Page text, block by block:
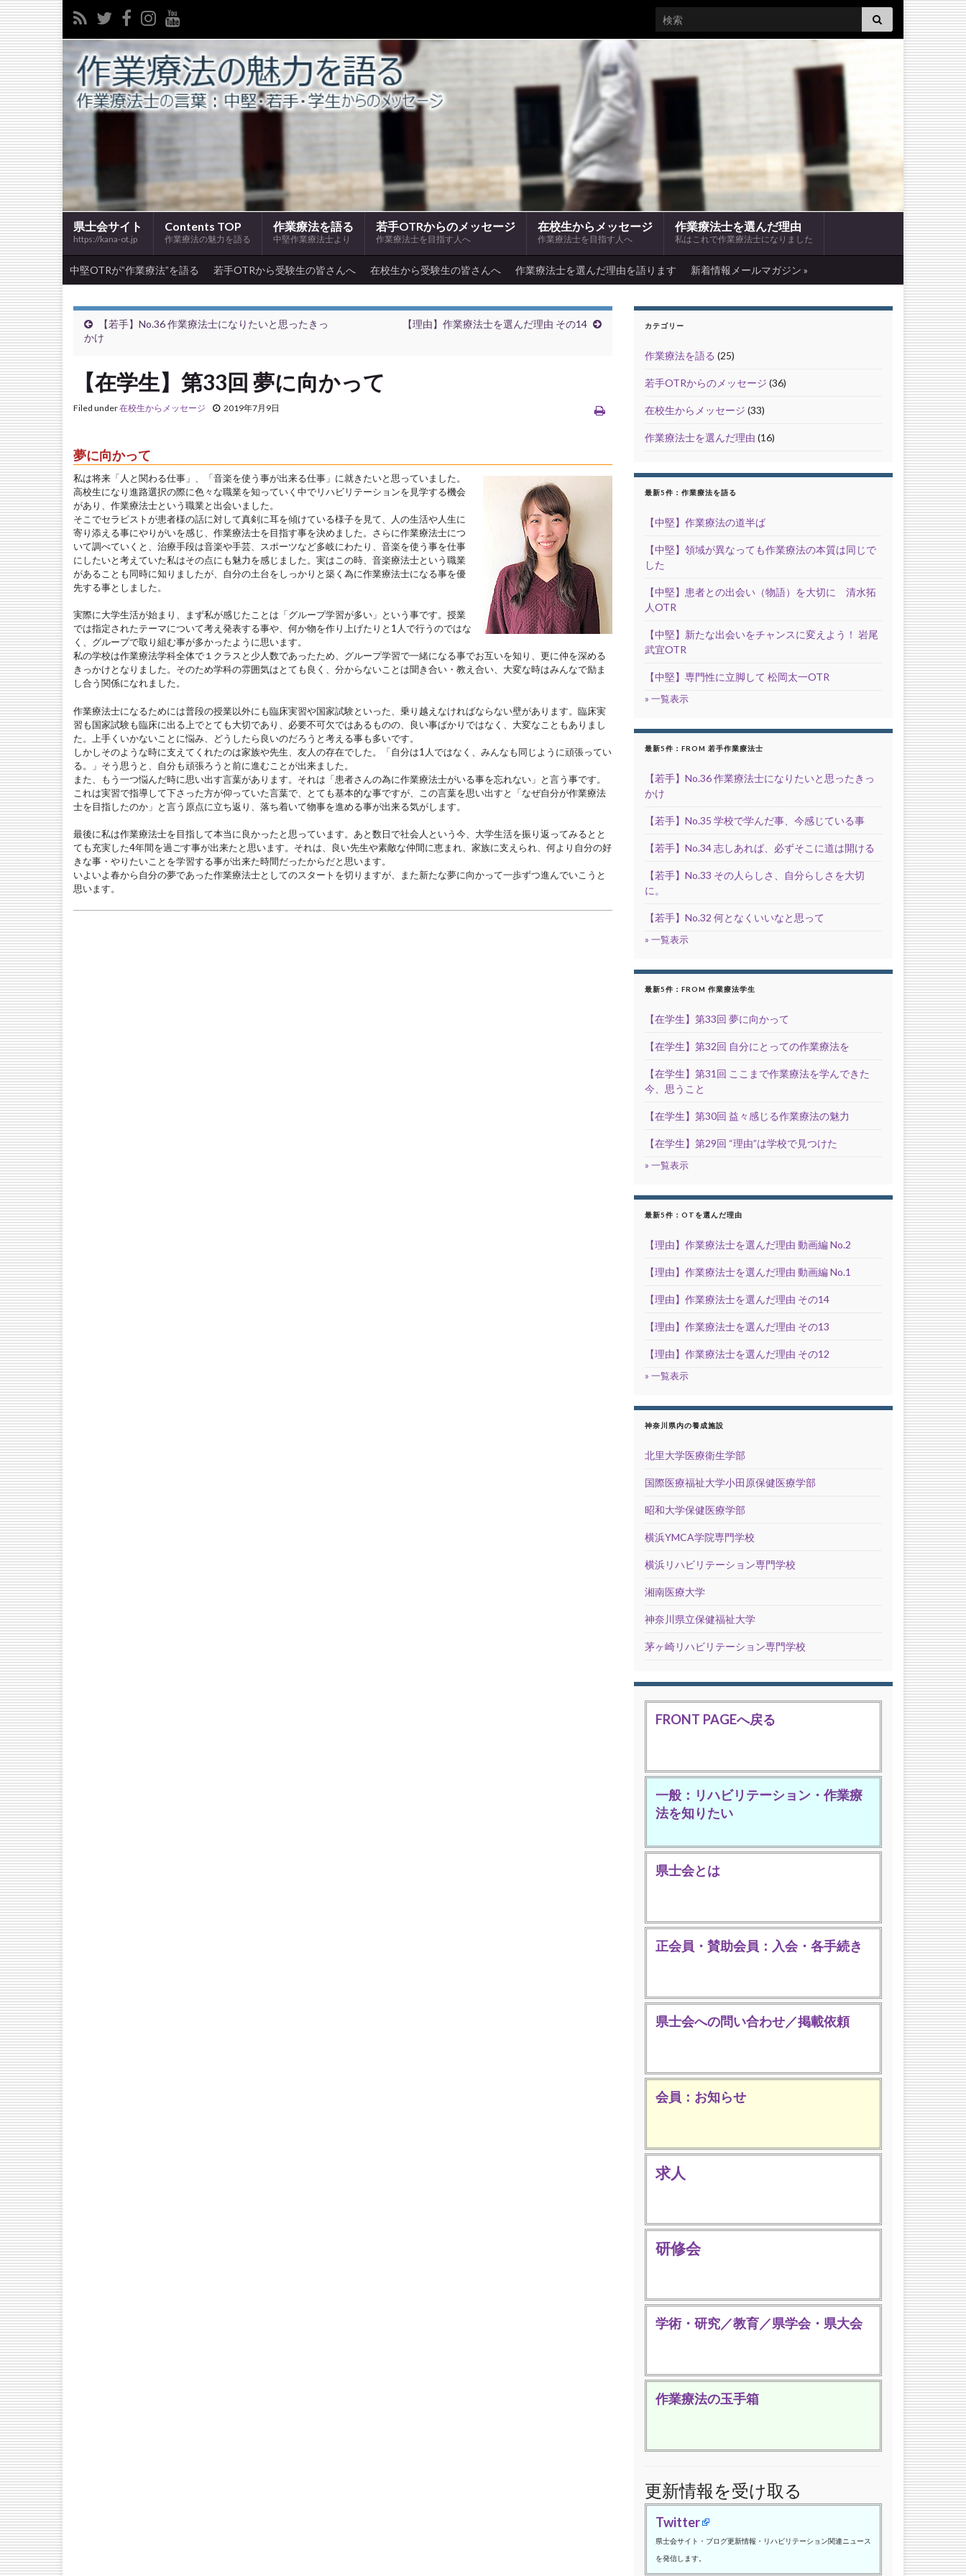
Search for:
県士会サイト
https://kana-ot.jp
Contents TOP
作業療法の魅力を語る
作業療法を語る
中堅作業療法士より
若手OTRからのメッセージ
作業療法士を目指す人へ
在校生からメッセージ
作業療法士を目指す人へ
作業療法士を選んだ理由
私はこれで作業療法士になりました
中堅OTRが”作業療法”を語る 若手OTRから受験生の皆さんへ 在校生から受験生の皆さんへ 作業療法士を選んだ理由を語ります 新着情報メールマガジン »
【若手】No.36 作業療法士になりたいと思ったきっ
かけ
【理由】作業療法士を選んだ理由 その14
【在学生】第33回 夢に向かって
Filed under在校生からメッセージ 2019年7月9日
夢に向かって
私は将来「人と関わる仕事」、「音楽を使う事が出来る仕事」に就きたいと思っていました。
高校生になり進路選択の際に色々な職業を知っていく中でリハビリテーションを見学する機会
があり、作業療法士という職業と出会いました。
そこでセラピストが患者様の話に対して真剣に耳を傾けている様子を見て、人の生活や人生に
寄り添える事にやりがいを感じ、作業療法士を目指す事を決めました。さらに作業療法士につ
いて調べていくと、治療手段は音楽や手芸、スポーツなど多岐にわたり、音楽を使う事を仕事
にしたいと考えていた私はその点にも魅力を感じました。実はこの時、音楽療法士という職業
があることも同時に知りましたが、自分の土台をしっかりと築く為に作業療法士になる事を優
先する事としました。
実際に大学生活が始まり、まず私が感じたことは「グループ学習が多い」という事です。授業
では指定されたテーマについて考え発表する事や、何か物を作り上げたりと1人で行うのではな
く、グループで取り組む事が多かったように思います。
私の学校は作業療法学科全体で１クラスと少人数であったため、グループ学習で一緒になる事でお互いを知り、更に仲を深める
きっかけとなりました。そのため学科の雰囲気はとても良く、分からないことは聞き合い・教え合い、大変な時はみんなで励ま
し合う関係になれました。
作業療法士になるためには普段の授業以外にも臨床実習や国家試験といった、乗り越えなければならない壁があります。臨床実
習も国家試験も臨床に出る上でとても大切であり、必要不可欠ではあるものの、良い事ばかりではなく、大変なこともありまし
た。上手くいかないことに悩み、どうしたら良いのだろうと考える事も多いです。
しかしそのような時に支えてくれたのは家族や先生、友人の存在でした。「自分は1人ではなく、みんなも同じように頑張ってい
る。」そう思うと、自分も頑張ろうと前に進むことが出来ました。
また、もう一つ悩んだ時に思い出す言葉があります。それは「患者さんの為に作業療法士がいる事を忘れない」と言う事です。
これは実習で指導して下さった方が仰っていた言葉で、とても基本的な事ですが、この言葉を思い出すと「なぜ自分が作業療法
士を目指したのか」と言う原点に立ち返り、落ち着いて物事を進める事が出来る気がします。
最後に私は作業療法士を目指して本当に良かったと思っています。あと数日で社会人という今、大学生活を振り返ってみるとと
ても充実した4年間を過ごす事が出来たと思います。それは、良い先生や素敵な仲間に恵まれ、家族に支えられ、何より自分の好
きな事・やりたいことを学習する事が出来た時間だったからだと思います。
いよいよ春から自分の夢であった作業療法士としてのスタートを切りますが、また新たな夢に向かって一歩ずつ進んでいこうと
思います。
カテゴリー
作業療法を語る (25)
若手OTRからのメッセージ (36)
在校生からメッセージ (33)
作業療法士を選んだ理由 (16)
最新5件：作業療法を語る
【中堅】作業療法の道半ば
【中堅】領域が異なっても作業療法の本質は同じで
した
【中堅】患者との出会い（物語）を大切に 清水拓
人OTR
【中堅】新たな出会いをチャンスに変えよう！ 岩尾
武宜OTR
【中堅】専門性に立脚して 松岡太一OTR
» 一覧表示
最新5件：FROM 若手作業療法士
【若手】No.36 作業療法士になりたいと思ったきっ
かけ
【若手】No.35 学校で学んだ事、今感じている事
【若手】No.34 志しあれば、必ずそこに道は開ける
【若手】No.33 その人らしさ、自分らしさを大切
に。
【若手】No.32 何となくいいなと思って
» 一覧表示
最新5件：FROM 作業療法学生
【在学生】第33回 夢に向かって
【在学生】第32回 自分にとっての作業療法を
【在学生】第31回 ここまで作業療法を学んできた
今、思うこと
【在学生】第30回 益々感じる作業療法の魅力
【在学生】第29回 “理由”は学校で見つけた
» 一覧表示
最新5件：OTを選んだ理由
【理由】作業療法士を選んだ理由 動画編 No.2
【理由】作業療法士を選んだ理由 動画編 No.1
【理由】作業療法士を選んだ理由 その14
【理由】作業療法士を選んだ理由 その13
【理由】作業療法士を選んだ理由 その12
» 一覧表示
神奈川県内の養成施設
北里大学医療衛生学部
国際医療福祉大学小田原保健医療学部
昭和大学保健医療学部
横浜YMCA学院専門学校
横浜リハビリテーション専門学校
湘南医療大学
神奈川県立保健福祉大学
茅ヶ崎リハビリテーション専門学校
FRONT PAGEへ戻る
一般：リハビリテーション・作業療
法を知りたい
県士会とは
正会員・賛助会員：入会・各手続き
県士会への問い合わせ／掲載依頼
会員：お知らせ
求人
研修会
学術・研究／教育／県学会・県大会
作業療法の玉手箱
更新情報を受け取る
Twitter
県士会サイト・ブログ更新情報・リハビリテーション関連ニュース
を発信します。